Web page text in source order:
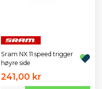
Sram NX 11 speed trigger
høyre side
241,00 kr